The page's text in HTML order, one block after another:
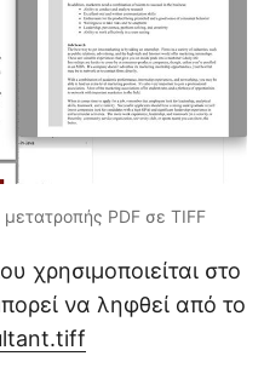
PDF σε TIFF
χρησιμοποιείται στο
να ληφθεί από το